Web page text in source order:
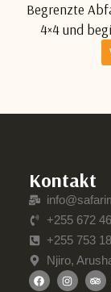
Begrenzte
4×4 und
Kontakt
+255 672
+255 753
Njiro,